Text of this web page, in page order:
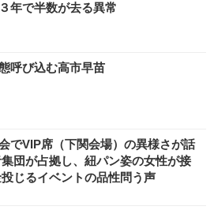
年で半数が去る異常
呼び込む高市早苗
でVIP席（下関会場）の異様さが話
団が占拠し、紐パン姿の女性が接
じるイベントの品性問う声